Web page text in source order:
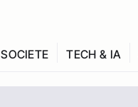
SOCIETE TECH & IA